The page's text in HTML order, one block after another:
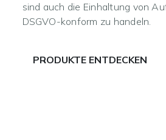
sind auch die Einhaltung von
DSGVO-konform zu handeln.
PRODUKTE ENTDECKEN